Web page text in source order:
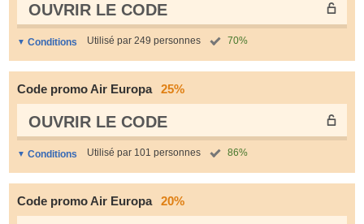
OUVRIR LE СODE
Conditions Utilisé par 249 personnes 70%
Code promo Air Europa 25%
OUVRIR LE СODE
Conditions Utilisé par 101 personnes 86%
Code promo Air Europa 20%